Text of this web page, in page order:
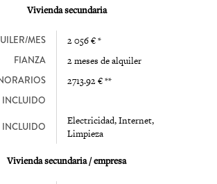
Vivienda secundaria
MES 2 056 € *
FIANZA 2 meses de alquiler
2713.92 € **
INCLUIDO
Electricidad, Internet,
Limpieza
Vivienda secundaria / empresa